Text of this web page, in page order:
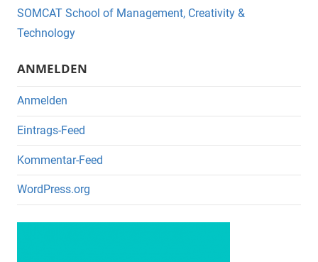
o
o
k
SOMCAT School of Management, Creativity &
Technology
ANMELDEN
Anmelden
Eintrags-Feed
Kommentar-Feed
WordPress.org